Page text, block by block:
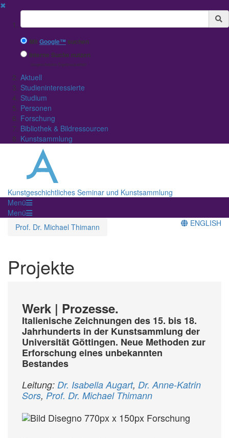
✖
Suchbegriff
MitGoogle™ suchen
Interne Suche nutzen
(eingeschränkte Ergebnisqualität)
Aktuell
Studieninteressierte
Studium
Personen
Forschung
Bibliothek & Bildressourcen
Kunstsammlung
Kunstgeschichtliches Seminar und Kunstsammlung
Menü
Menü
Prof. Dr. Michael Thimann
ENGLISH
Projekte
Werk | Prozesse.
Italienische Zeichnungen des 15. bis 18.
Jahrhunderts in der Kunstsammlung der
Universität Göttingen. Neue Methoden zur
Erforschung eines unbekannten
Bestandes
Leitung: Dr. Isabella Augart, Dr. Anne-Katrin
Sors, Prof. Dr. Michael Thimann